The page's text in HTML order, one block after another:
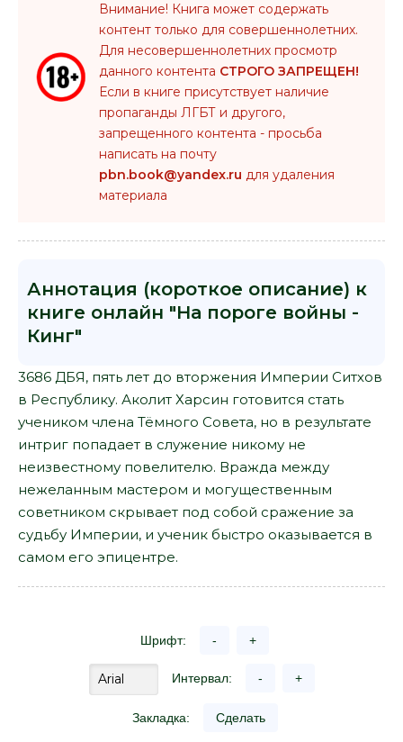
Внимание! Книга может содержать
контент только для совершеннолетних.
Для несовершеннолетних просмотр
данного контента СТРОГО ЗАПРЕЩЕН!
Если в книге присутствует наличие
пропаганды ЛГБТ и другого,
запрещенного контента - просьба
написать на почту
pbn.book@yandex.ru для удаления
материала
Аннотация (короткое описание) к
книге онлайн "На пороге войны -
Кинг"
3686 ДБЯ, пять лет до вторжения Империи Ситхов
в Республику. Аколит Харсин готовится стать
учеником члена Тёмного Совета, но в результате
интриг попадает в служение никому не
неизвестному повелителю. Вражда между
нежеланным мастером и могущественным
советником скрывает под собой сражение за
судьбу Империи, и ученик быстро оказывается в
самом его эпицентре.
Шрифт: - +
Интервал: - +
Закладка: Сделать